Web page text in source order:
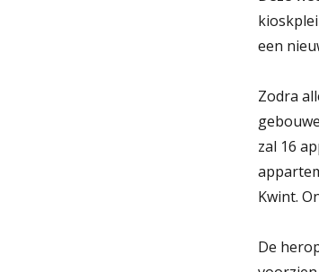
een
Zodra
zal 16
Kwint.
De